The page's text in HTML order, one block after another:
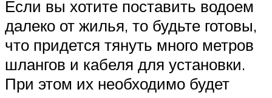
Если вы хотите поставить водоем
далеко от жилья, то будьте готовы,
что придется тянуть много метров
шлангов и кабеля для установки.
При этом их необходимо будет